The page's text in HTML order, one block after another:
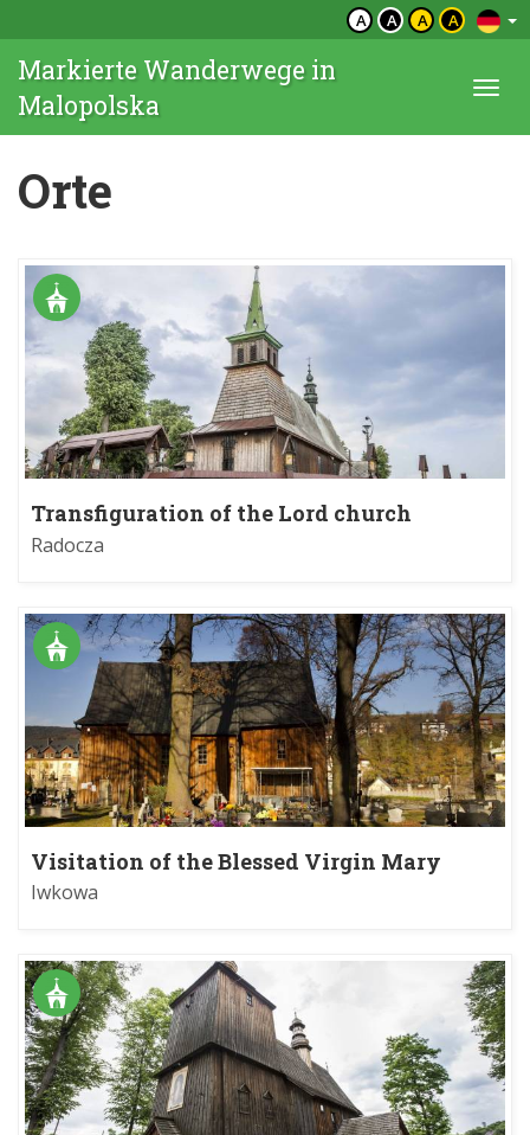
A A A A
Markierte Wanderwege in
Malopolska
Orte
Transfiguration of the Lord church
Radocza
Visitation of the Blessed Virgin Mary
church
Iwkowa